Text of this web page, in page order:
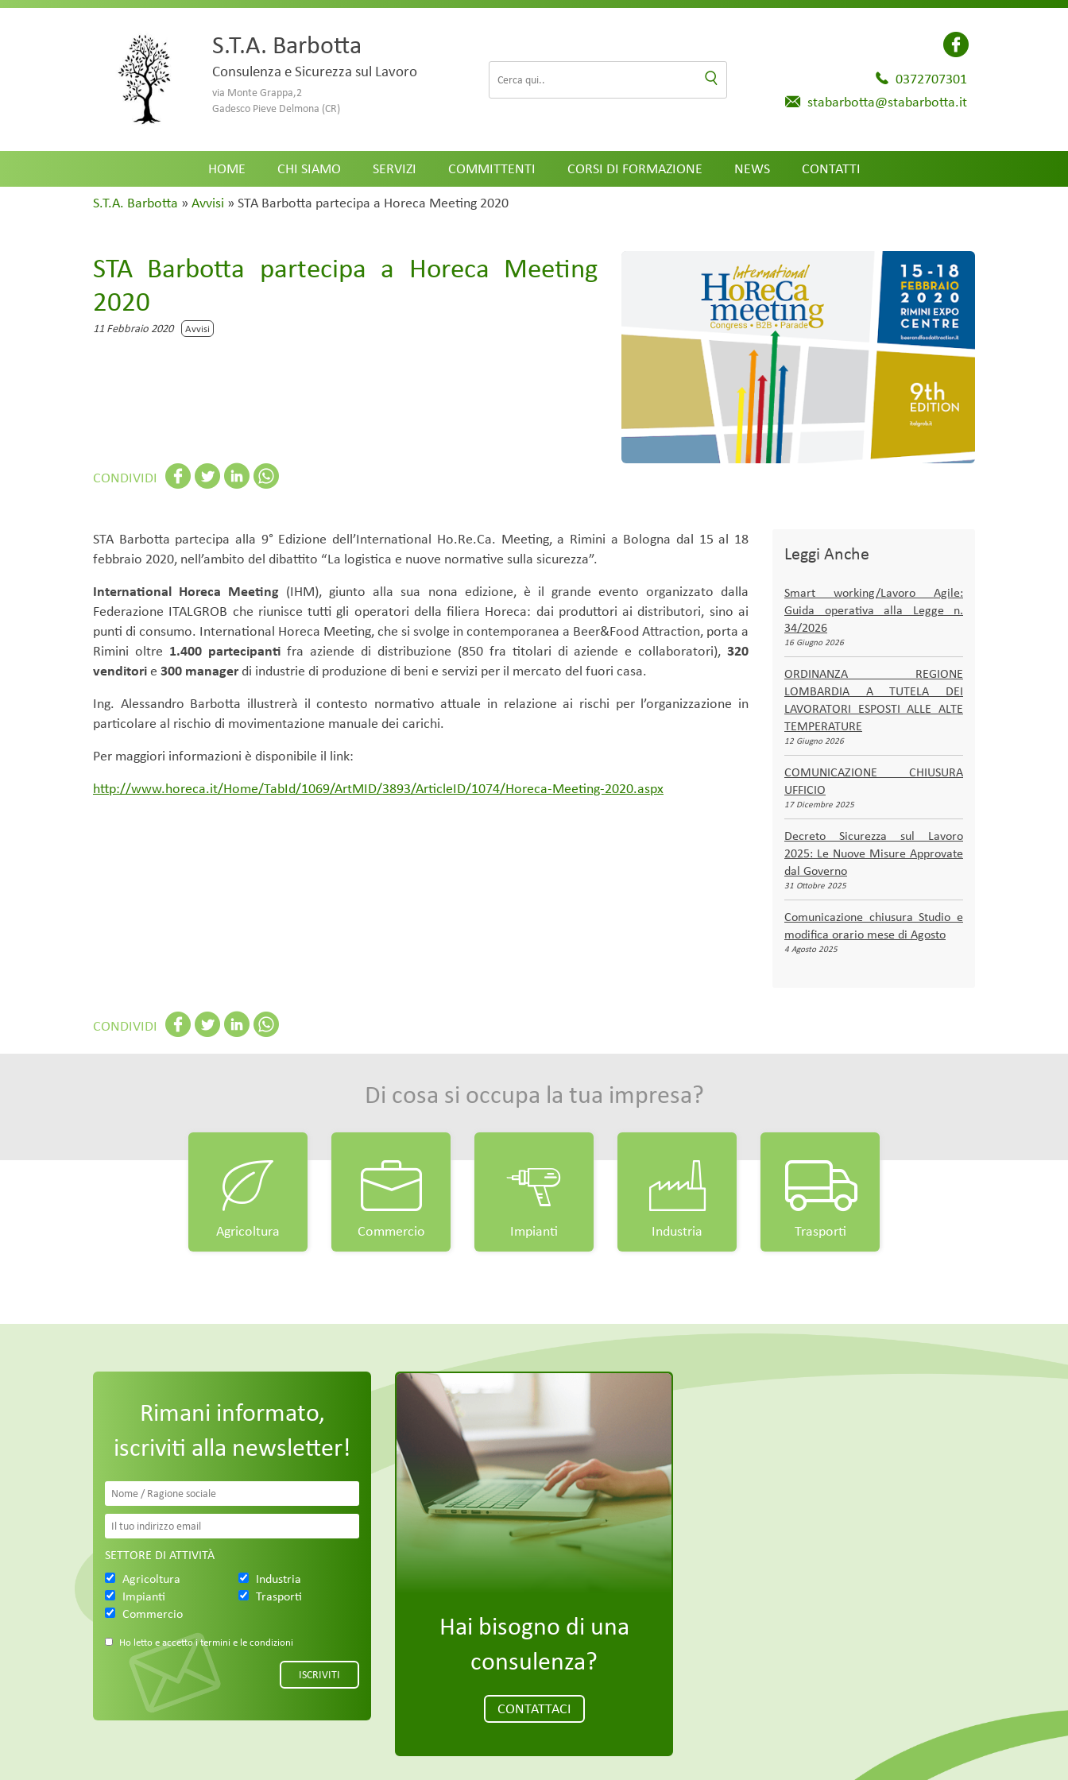
S.T.A. Barbotta
Consulenza e Sicurezza sul Lavoro
via Monte Grappa,2
Gadesco Pieve Delmona (CR)
0372707301
stabarbotta@stabarbotta.it
HOME CHI SIAMO SERVIZI COMMITTENTI CORSI DI FORMAZIONE NEWS
CONTATTI
S.T.A. Barbotta » Avvisi » STA Barbotta partecipa a Horeca Meeting 2020
STA Barbotta partecipa a Horeca Meeting
2020
11 Febbraio 2020 Avvisi
CONDIVIDI
STA Barbotta partecipa alla 9° Edizione dell’International Ho.Re.Ca. Meeting, a Rimini a Bologna dal 15 al 18
febbraio 2020, nell’ambito del dibattito “La logistica e nuove normative sulla sicurezza”.
International Horeca Meeting (IHM), giunto alla sua nona edizione, è il grande evento organizzato dalla
Federazione ITALGROB che riunisce tutti gli operatori della filiera Horeca: dai produttori ai distributori, sino ai
punti di consumo. International Horeca Meeting, che si svolge in contemporanea a Beer&Food Attraction, porta a
Rimini oltre 1.400 partecipanti fra aziende di distribuzione (850 fra titolari di aziende e collaboratori),320
venditorie 300 manager di industrie di produzione di beni e servizi per il mercato del fuori casa.
Ing. Alessandro Barbotta illustrerà il contesto normativo attuale in relazione ai rischi per l’organizzazione in
particolare al rischio di movimentazione manuale dei carichi.
Per maggiori informazioni è disponibile il link:
http://www.horeca.it/Home/TabId/1069/ArtMID/3893/ArticleID/1074/Horeca-Meeting-2020.aspx
Leggi Anche
Smart working/Lavoro Agile:
Guida operativa alla Legge n.
34/2026
16 Giugno 2026
ORDINANZA REGIONE
LOMBARDIA A TUTELA DEI
LAVORATORI ESPOSTI ALLE ALTE
TEMPERATURE
12 Giugno 2026
COMUNICAZIONE CHIUSURA
UFFICIO
17 Dicembre 2025
Decreto Sicurezza sul Lavoro
2025: Le Nuove Misure Approvate
dal Governo
31 Ottobre 2025
Comunicazione chiusura Studio e
modifica orario mese di Agosto
4 Agosto 2025
CONDIVIDI
Di cosa si occupa la tua impresa?
Agricoltura Commercio Impianti Industria Trasporti
Rimani informato,
iscriviti alla newsletter!
SETTORE DI ATTIVITÀ
Agricoltura
Impianti
Commercio
Industria
Trasporti
Ho letto e accetto i termini e le condizioni
Hai bisogno di una
consulenza?
CONTATTACI